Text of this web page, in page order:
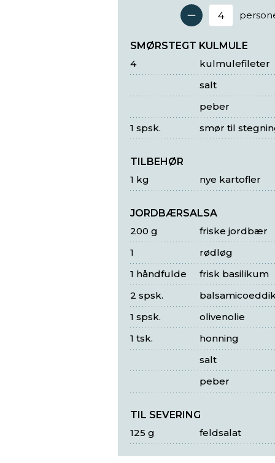
Antal
SMØRSTEGT KULMULE
kulmulefileter
4
salt
peber
smør til
1 spsk.
TILBEHØR
nye kartofler
1 kg
JORDBÆRSALSA
friske jordbær
200 g
rødløg
1
frisk basilikum
1 håndfulde
2 spsk.
olivenolie
1 spsk.
honning
1 tsk.
salt
peber
TIL SEVERING
feldsalat
125 g